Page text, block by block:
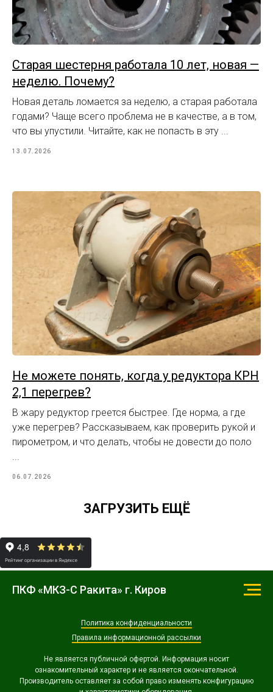
Старая шестерня работала 10 лет, новая —
неделю. Почему?
Новая деталь ломается за неделю, а старая работала
годами? Чаще всего проблема не в качестве, а в том,
что вы упустили. Читайте, как не попасть в эту ...
13.07.2026
Не можете понять, когда у редуктора КРН
2,1 перегрев?
В жару редуктор греется быстрее. Где норма, а где
уже перегрев? Рассказываем, как проверить рукой и
пирометром, и что делать, чтобы не довести до поло
...
06.07.2026
ЗАГРУЗИТЬ ЕЩЁ
ПКФ «МКЗ-С Ракита» г. Киров
Политика конфиденциальности
Правила информационной рассылки
Не является публичной офертой. Информация носит
ознакомительный характер и не является окончательной.
Производитель оставляет за собой право изменять конфигурацию